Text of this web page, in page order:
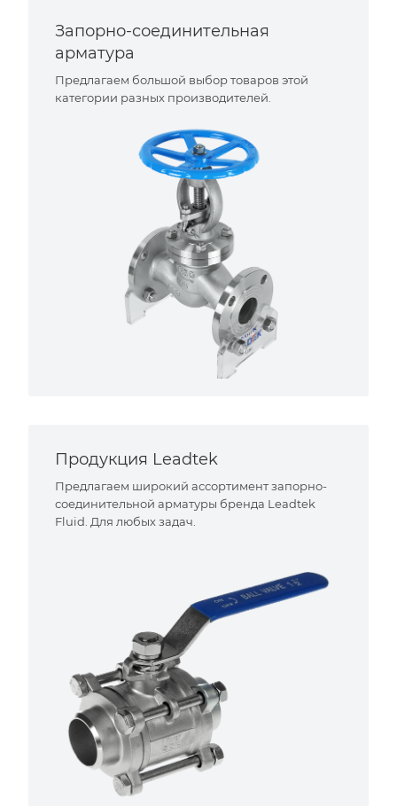
Запорно-соединительная
арматура
Предлагаем большой выбор товаров этой
категории разных производителей.
Продукция Leadtek
Предлагаем широкий ассортимент запорно-
соединительной арматуры бренда Leadtek
Fluid. Для любых задач.